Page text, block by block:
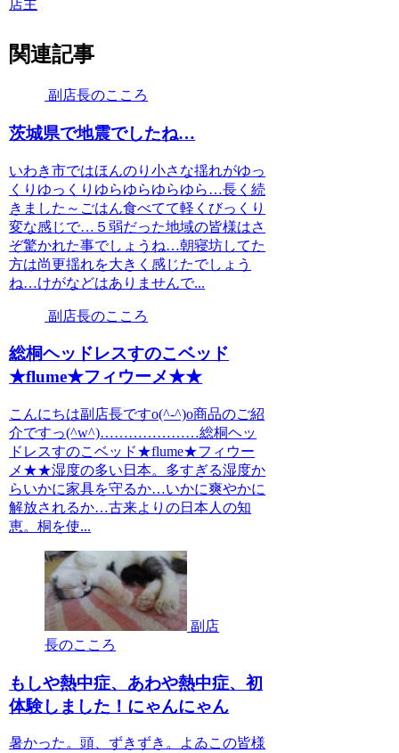
店主
関連記事
副店長のこころ
茨城県で地震でしたね…
いわき市ではほんのり小さな揺れがゆっ
くりゆっくりゆらゆらゆらゆら…長く続
きました～ごはん食べてて軽くびっくり
変な感じで…５弱だった地域の皆様はさ
ぞ驚かれた事でしょうね…朝寝坊してた
方は尚更揺れを大きく感じたでしょう
ね…けがなどはありませんで...
副店長のこころ
総桐ヘッドレスすのこベッド
★flume★フィウーメ★★
こんにちは副店長ですo(^-^)o商品のご紹
介ですっ(^w^)…………………総桐ヘッ
ドレスすのこベッド★flume★フィウー
メ★★湿度の多い日本。多すぎる湿度か
らいかに家具を守るか…いかに爽やかに
解放されるか…古来よりの日本人の知
恵。桐を使...
副店
長のこころ
もしや熱中症、あわや熱中症、初
体験しました！にゃんにゃん
暑かった。頭、ずきずき。よゐこの皆様